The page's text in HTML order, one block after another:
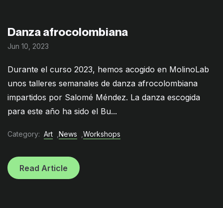
Danza afrocolombiana
Jun 10, 2023
Durante el curso 2023, hemos acogido en MolinoLab
unos talleres semanales de danza afrocolombiana
impartidos por Salomé Méndez. La danza escogida
para este año ha sido el Bu...
Category: Art News Workshops
Read Article